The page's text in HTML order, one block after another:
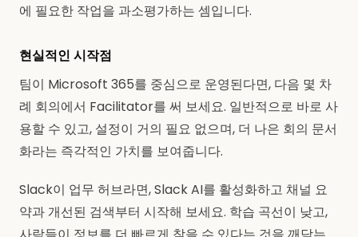
에 필요한 작업을 과소평가하는 셈입니다.
현실적인 시작점
팀이 Microsoft 365를 중심으로 운영된다면, 다음 몇 차
례 회의에서 Facilitator를 써 보세요. 일반적으로 바로 사
용할 수 있고, 설정이 거의 필요 없으며, 더 나은 회의 문서
화라는 즉각적인 가치를 보여줍니다.
Slack이 업무 허브라면, Slack AI를 활성화하고 채널 요
약과 개선된 검색부터 시작해 보세요. 학습 곡선이 낮고,